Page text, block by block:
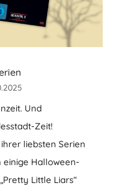
Und
Zeit!
liebsten Serien
Halloween-
Little Liars“